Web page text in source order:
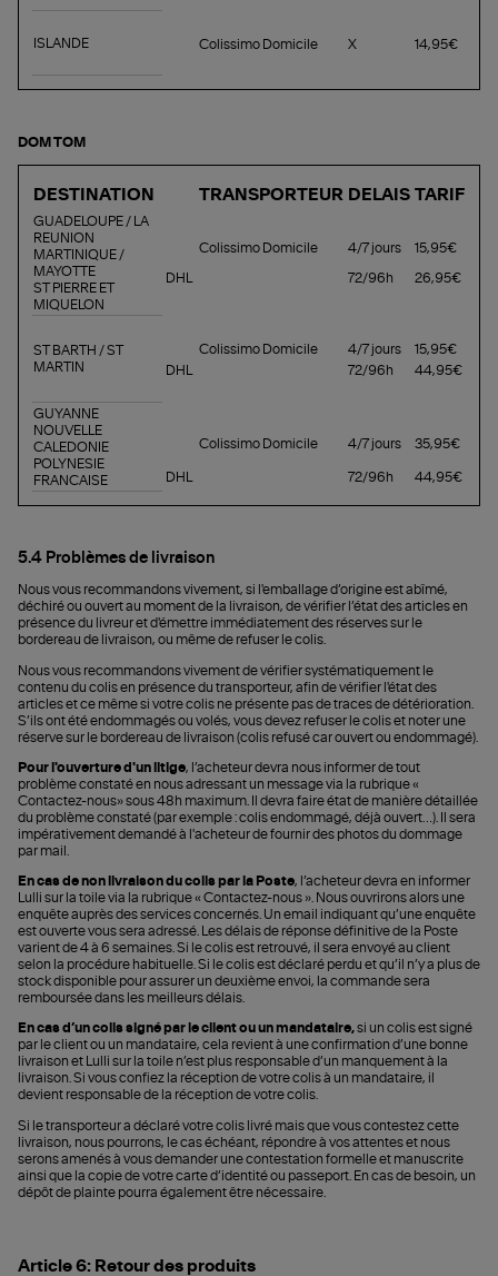
ISLANDE Colissimo Domicile X 14,95€
DOM TOM
DESTINATION TRANSPORTEUR DELAIS TARIF
GUADELOUPE / LA
REUNION
MARTINIQUE /
MAYOTTE
ST PIERRE ET
MIQUELON
Colissimo Domicile 4/7 jours 15,95€
DHL 72/96h 26,95€
ST BARTH / ST
MARTIN
Colissimo Domicile 4/7 jours
15,95€
DHL
72/96h 44,95€
GUYANNE
NOUVELLE
CALEDONIE
POLYNESIE
FRANCAISE
Colissimo Domicile 4/7 jours 35,95€
DHL 72/96h 44,95€
5.4 Problèmes de livraison
Nous vous recommandons vivement, si l'emballage d’origine est abîmé,
déchiré ou ouvert au moment de la livraison, de vérifier l’état des articles en
présence du livreur et d'émettre immédiatement des réserves sur le
bordereau de livraison, ou même de refuser le colis.
Nous vous recommandons vivement de vérifier systématiquement le
contenu du colis en présence du transporteur, afin de vérifier l'état des
articles et ce même si votre colis ne présente pas de traces de détérioration.
S’ils ont été endommagés ou volés, vous devez refuser le colis et noter une
réserve sur le bordereau de livraison (colis refusé car ouvert ou endommagé).
Pour l'ouverture d'un litige, l’acheteur devra nous informer de tout
problème constaté en nous adressant un message via la rubrique «
Contactez-nous» sous 48h maximum. Il devra faire état de manière détaillée
du problème constaté (par exemple : colis endommagé, déjà ouvert…). Il sera
impérativement demandé à l'acheteur de fournir des photos du dommage
par mail.
En cas de non livraison du colis par la Poste, l’acheteur devra en informer
Lulli sur la toile via la rubrique « Contactez-nous ». Nous ouvrirons alors une
enquête auprès des services concernés. Un email indiquant qu’une enquête
est ouverte vous sera adressé. Les délais de réponse définitive de la Poste
varient de 4 à 6 semaines. Si le colis est retrouvé, il sera envoyé au client
selon la procédure habituelle. Si le colis est déclaré perdu et qu’il n’y a plus de
stock disponible pour assurer un deuxième envoi, la commande sera
remboursée dans les meilleurs délais.
En cas d’un colis signé par le client ou un mandataire,si un colis est signé
par le client ou un mandataire, cela revient à une confirmation d’une bonne
livraison et Lulli sur la toile n’est plus responsable d’un manquement à la
livraison. Si vous confiez la réception de votre colis à un mandataire, il
devient responsable de la réception de votre colis.
Si le transporteur a déclaré votre colis livré mais que vous contestez cette
livraison, nous pourrons, le cas échéant, répondre à vos attentes et nous
serons amenés à vous demander une contestation formelle et manuscrite
ainsi que la copie de votre carte d’identité ou passeport. En cas de besoin, un
dépôt de plainte pourra également être nécessaire.
Article 6: Retour des produits